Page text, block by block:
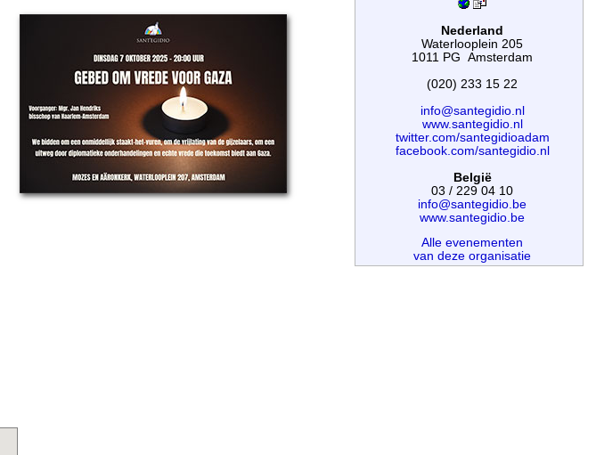
Nederland
Waterlooplein 205
1011 PG Amsterdam
(020) 233 15 22
info@santegidio.nl
www.santegidio.nl
twitter.com/santegidioadam
facebook.com/santegidio.nl
België
03 / 229 04 10
info@santegidio.be
www.santegidio.be
Alle evenementen
van deze organisatie